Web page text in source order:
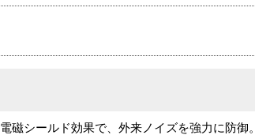
磁シールド効果で、外来ノイズを強力に防